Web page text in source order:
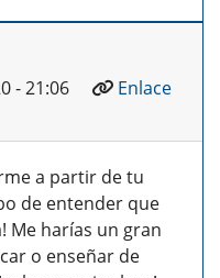
- 21:06
Enlace
a partir de tu
de entender que
Me harías un gran
o enseñar de